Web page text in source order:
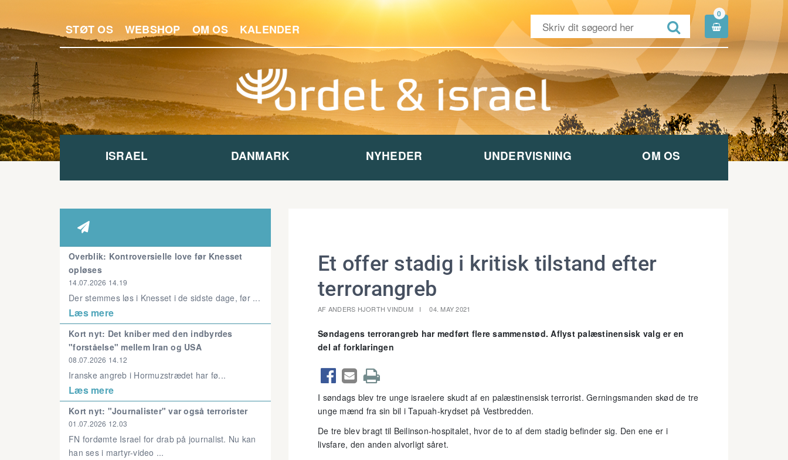
STØT OS WEBSHOP OM OS KALENDER 
0

ISRAEL DANMARK NYHEDER UNDERVISNING OM OS

Overblik: Kontroversielle love før Knesset
opløses
14.07.2026 14.19
Der stemmes løs i Knesset i de sidste dage, før ...
Læs mere
Kort nyt: Det kniber med den indbyrdes
"forståelse" mellem Iran og USA
08.07.2026 14.12
Iranske angreb i Hormuzstrædet har fø...
Læs mere
Kort nyt: "Journalister" var også terrorister
01.07.2026 12.03
FN fordømte Israel for drab på journalist. Nu kan
han ses i martyr-video ...
Et offer stadig i kritisk tilstand efter
terrorangreb
AF ANDERS HJORTH VINDUM 04. MAY 2021
Søndagens terrorangreb har medført flere sammenstød. Aflyst palæstinensisk valg er en
del af forklaringen
  
I søndags blev tre unge israelere skudt af en palæstinensisk terrorist. Gerningsmanden skød de tre
unge mænd fra sin bil i Tapuah-krydset på Vestbredden.
De tre blev bragt til Beilinson-hospitalet, hvor de to af dem stadig befinder sig. Den ene er i
livsfare, den anden alvorligt såret.